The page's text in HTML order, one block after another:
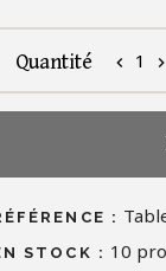
Quantité chevron_left 1 chevron_right
:
STOCK : 10